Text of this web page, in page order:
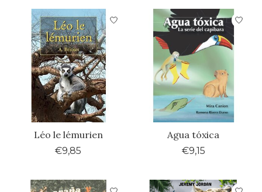
Léo le lémurien
€9,85
Agua tóxica
€9,15